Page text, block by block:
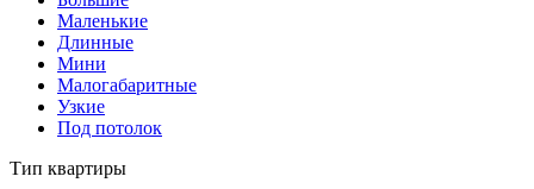
Маленькие
Длинные
Мини
Малогабаритные
Узкие
Под потолок
Тип квартиры